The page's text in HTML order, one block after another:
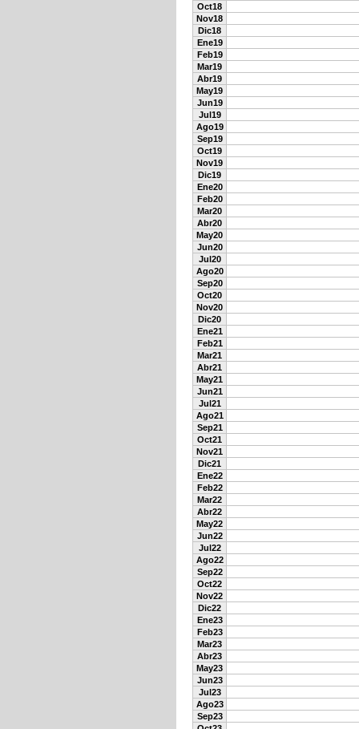
Oct18
Nov18
Dic18
Ene19
Feb19
Mar19
Abr19
May19
Jun19
Jul19
Ago19
Sep19
Oct19
Nov19
Dic19
Ene20
Feb20
Mar20
Abr20
May20
Jun20
Jul20
Ago20
Sep20
Oct20
Nov20
Dic20
Ene21
Feb21
Mar21
Abr21
May21
Jun21
Jul21
Ago21
Sep21
Oct21
Nov21
Dic21
Ene22
Feb22
Mar22
Abr22
May22
Jun22
Jul22
Ago22
Sep22
Oct22
Nov22
Dic22
Ene23
Feb23
Mar23
Abr23
May23
Jun23
Jul23
Ago23
Sep23